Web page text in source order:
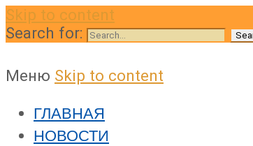
Skip to content
Search for:
Меню Skip to content
ГЛАВНАЯ
НОВОСТИ